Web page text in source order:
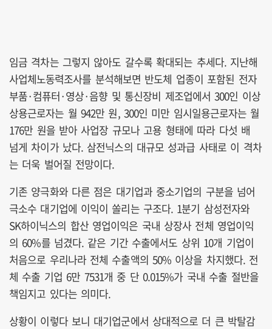
임금 격차는 그렇지 않아도 갈수록 확대되는 추세다. 지난해
사업체노동력조사를 분석해보면 반도체 업종이 포함된 전자
부품·컴퓨터·영상·음향 및 통신장비 제조업에서 300인 이상
상용근로자는 월 942만 원, 300인 미만 임시일용근로자는 월
176만 원을 받아 사업장 규모나 고용 형태에 따라 다섯 배
넘게 차이가 났다. 삼전닉스의 대규모 성과급 사태로 이 격차
는 더욱 벌어질 전망이다.
기존 양극화와 다른 점은 대기업과 중소기업의 구분을 넘어
극소수 대기업에 이익이 쏠리는 구조다. 1분기 삼성전자와
SK하이닉스의 합산 영업이익은 국내 상장사 전체 영업이익
의 60%를 넘겼다. 같은 기간 수출에서도 상위 10개 기업이
처음으로 우리나라 전체 수출액의 50% 이상을 차지했다. 전
체 수출 기업 6만 7531개 중 단 0.015%가 국내 수출 절반을
책임지고 있다는 의미다.
상황이 이렇다 보니 대기업군에서 상대적으로 더 큰 박탈감